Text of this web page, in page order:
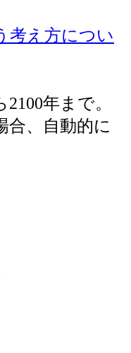
考え方につい
年まで。
合、自動的に